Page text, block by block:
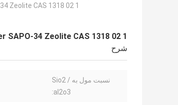
Zeolite CAS 1318 02 1
SAPO-34 Zeolite CAS 1318 02 1
شرح
نسبت مول به Sio2 /
al2o3: